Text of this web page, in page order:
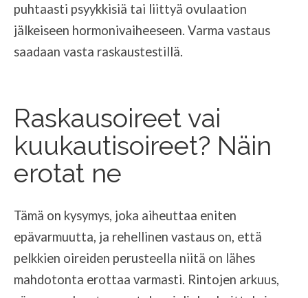
puhtaasti psyykkisiä tai liittyä ovulaation
jälkeiseen hormonivaiheeseen. Varma vastaus
saadaan vasta raskaustestillä.
Raskausoireet vai
kuukautisoireet? Näin
erotat ne
Tämä on kysymys, joka aiheuttaa eniten
epävarmuutta, ja rehellinen vastaus on, että
pelkkien oireiden perusteella niitä on lähes
mahdotonta erottaa varmasti. Rintojen arkuus,